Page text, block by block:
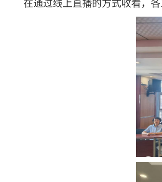
在通过线上直播的方式收看，